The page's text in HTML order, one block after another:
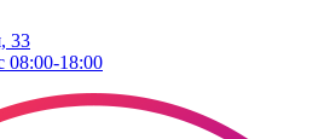
33
18:00